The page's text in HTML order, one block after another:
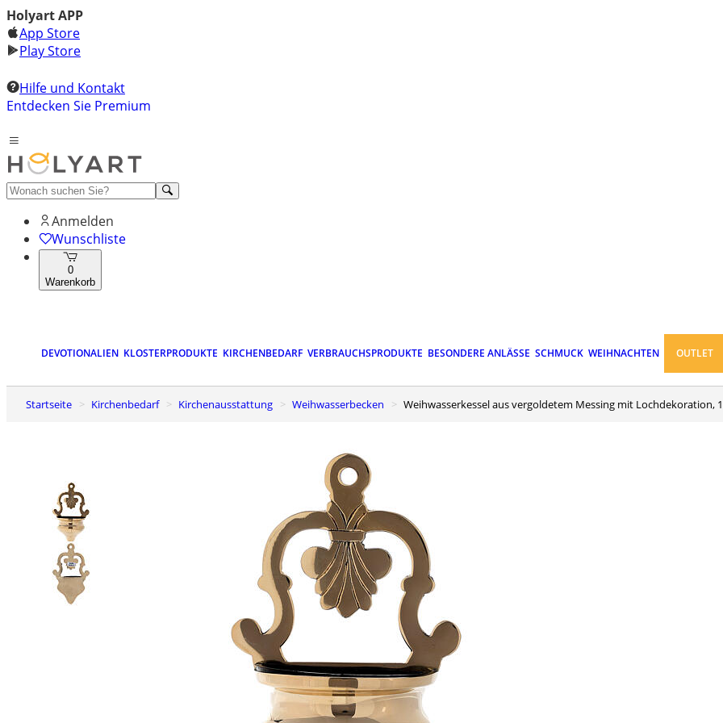
Holyart APP
App Store
Play Store
Hilfe und Kontakt
Entdecken Sie Premium
Anmelden
Wunschliste
0
Warenkorb
DEVOTIONALIEN KLOSTERPRODUKTE KIRCHENBEDARF VERBRAUCHSPRODUKTE BESONDERE ANLÄSSE SCHMUCK WEIHNACHTEN OUTLET
Startseite Kirchenbedarf Kirchenausstattung Weihwasserbecken Weihwasserkessel aus vergoldetem Messing mit Lochdekoration,